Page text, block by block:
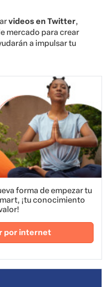
videos en Twitter,
mercado para crear
a impulsar tu
forma de empezar tu
¡tu conocimiento
por internet